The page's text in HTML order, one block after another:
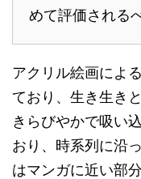
めて評価される
アクリル絵画によ
ており、生き生き
きらびやかで吸い
おり、時系列に沿
はマンガに近い部